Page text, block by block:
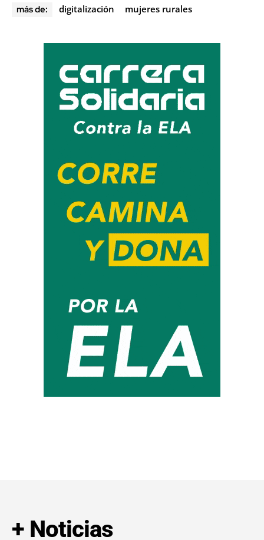
más de: digitalización mujeres rurales
+ Noticias